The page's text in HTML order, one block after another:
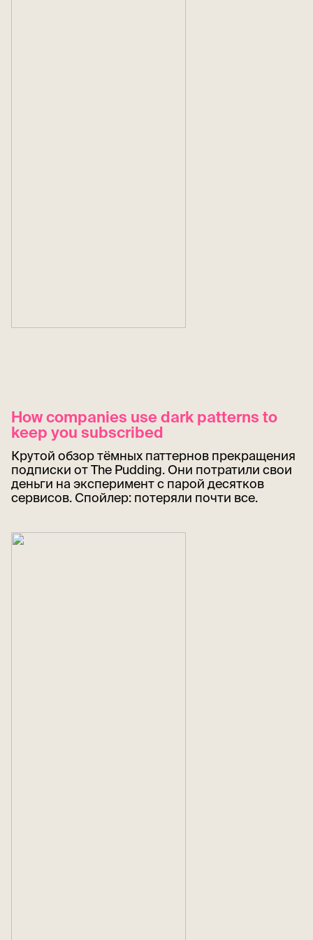
How companies use dark patterns to
keep you subscribed
Крутой обзор тёмных паттернов прекращения
подписки от The Pudding. Они потратили свои
деньги на эксперимент с парой десятков
сервисов. Спойлер: потеряли почти все.